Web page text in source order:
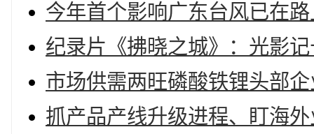
今年首个影响广东台风已在
纪录片《拂晓之城》：光影
市场供需两旺磷酸铁锂头部
抓产品产线升级进程、盯海